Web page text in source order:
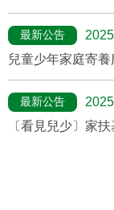
最新公告
兒童少年家庭寄
最新公告
〔看見兒少〕家